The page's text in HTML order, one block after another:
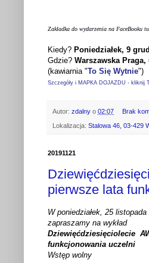
Zakładka do wydarzenia na FaceBooku
Kiedy? Poniedziałek, 9
Gdzie? Warszawska Praga,
(kawiarnia "To Się Wytnie")
Szczegóły i MAPKA DOJAZDU - kliknij
Autor: zdalny o 02:07 Brak
Lokalizacja: Stalowa 46, 03-429
20191121
pierwsze lata
W poniedziałek, 25
zapraszamy na wykład
Dziewięćdziesięciolecie
funkcjonowania uczelni
Wstęp wolny